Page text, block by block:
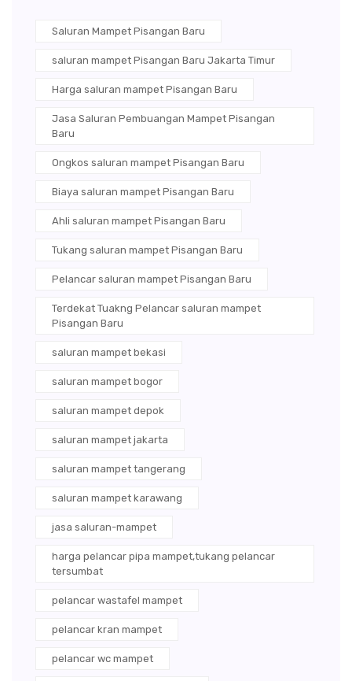
Saluran Mampet Pisangan Baru
saluran mampet Pisangan Baru Jakarta Timur
Harga saluran mampet Pisangan Baru
Jasa Saluran Pembuangan Mampet Pisangan
Baru
Ongkos saluran mampet Pisangan Baru
Biaya saluran mampet Pisangan Baru
Ahli saluran mampet Pisangan Baru
Tukang saluran mampet Pisangan Baru
Pelancar saluran mampet Pisangan Baru
Terdekat Tuakng Pelancar saluran mampet
Pisangan Baru
saluran mampet bekasi
saluran mampet bogor
saluran mampet depok
saluran mampet jakarta
saluran mampet tangerang
saluran mampet karawang
jasa saluran-mampet
harga pelancar pipa mampet,tukang pelancar
tersumbat
pelancar wastafel mampet
pelancar kran mampet
pelancar wc mampet